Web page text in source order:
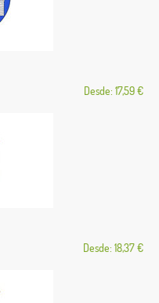
Desde: 17,59 €
Desde: 18,37 €